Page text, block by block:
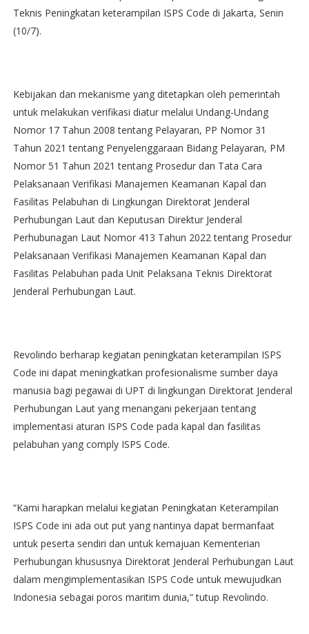
Teknis Peningkatan keterampilan ISPS Code di Jakarta, Senin
(10/7).
Kebijakan dan mekanisme yang ditetapkan oleh pemerintah
untuk melakukan verifikasi diatur melalui Undang-Undang
Nomor 17 Tahun 2008 tentang Pelayaran, PP Nomor 31
Tahun 2021 tentang Penyelenggaraan Bidang Pelayaran, PM
Nomor 51 Tahun 2021 tentang Prosedur dan Tata Cara
Pelaksanaan Verifikasi Manajemen Keamanan Kapal dan
Fasilitas Pelabuhan di Lingkungan Direktorat Jenderal
Perhubungan Laut dan Keputusan Direktur Jenderal
Perhubunagan Laut Nomor 413 Tahun 2022 tentang Prosedur
Pelaksanaan Verifikasi Manajemen Keamanan Kapal dan
Fasilitas Pelabuhan pada Unit Pelaksana Teknis Direktorat
Jenderal Perhubungan Laut.
Revolindo berharap kegiatan peningkatan keterampilan ISPS
Code ini dapat meningkatkan profesionalisme sumber daya
manusia bagi pegawai di UPT di lingkungan Direktorat Jenderal
Perhubungan Laut yang menangani pekerjaan tentang
implementasi aturan ISPS Code pada kapal dan fasilitas
pelabuhan yang comply ISPS Code.
“Kami harapkan melalui kegiatan Peningkatan Keterampilan
ISPS Code ini ada out put yang nantinya dapat bermanfaat
untuk peserta sendiri dan untuk kemajuan Kementerian
Perhubungan khususnya Direktorat Jenderal Perhubungan Laut
dalam mengimplementasikan ISPS Code untuk mewujudkan
Indonesia sebagai poros maritim dunia,” tutup Revolindo.